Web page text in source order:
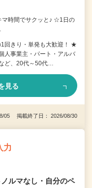
マ時間でサクッと♪ ☆1日の
回きり・単発も大歓迎！ ★
人事業主・パート・アルバ
ど、20代～50代…
見る
05 掲載終了日： 2026/08/30
力
ルマなし・自分のペ